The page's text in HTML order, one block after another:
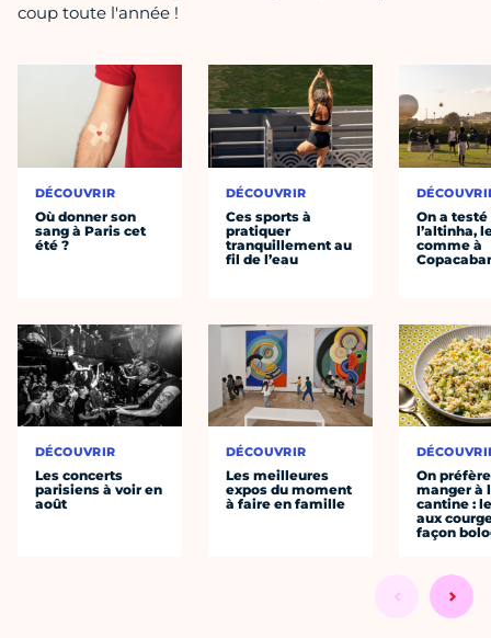
coup toute l'année !
DÉCOUVRIR
Où donner son
sang à Paris cet
été ?
DÉCOUVRIR
Les concerts
parisiens à voir en
août
DÉCOUVRIR
Ces sports à
pratiquer
tranquillement au
fil de l’eau
DÉCOUVRIR
Les meilleures
expos du moment
à faire en famille
On a testé
l’altinha,
comme à
On préfère
manger à
cantine :
aux
façon